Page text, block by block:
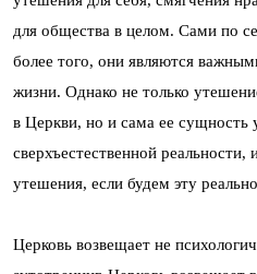
для общества в целом. Сами по
более того, они являются
жизни. Однако не только
в Церкви, но и сама ее сущность
сверхъестественной
утешения, если будем эту
Церковь возвещает не